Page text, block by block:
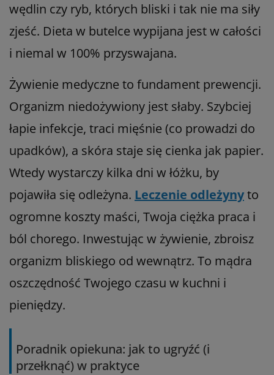
wędlin czy ryb, których bliski i tak nie ma siły
zjeść. Dieta w butelce wypijana jest w całości
i niemal w 100% przyswajana.
Żywienie medyczne to fundament prewencji.
Organizm niedożywiony jest słaby. Szybciej
łapie infekcje, traci mięśnie (co prowadzi do
upadków), a skóra staje się cienka jak papier.
Wtedy wystarczy kilka dni w łóżku, by
pojawiła się odleżyna. Leczenie odleżynyto
ogromne koszty maści, Twoja ciężka praca i
ból chorego. Inwestując w żywienie, zbroisz
organizm bliskiego od wewnątrz. To mądra
oszczędność Twojego czasu w kuchni i
pieniędzy.
Poradnik opiekuna: jak to ugryźć (i
przełknąć) w praktyce